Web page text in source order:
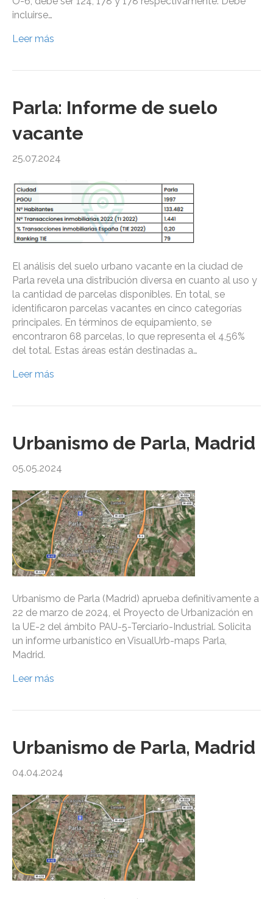
incluirse…
Leer más
Parla: Informe de suelo
vacante
25.07.2024
El análisis del suelo urbano vacante en la ciudad de
Parla revela una distribución diversa en cuanto al uso y
la cantidad de parcelas disponibles. En total, se
identificaron parcelas vacantes en cinco categorías
principales. En términos de equipamiento, se
encontraron 68 parcelas, lo que representa el 4,56%
del total. Estas áreas están destinadas a…
Leer más
Urbanismo de Parla, Madrid
05.05.2024
Urbanismo de Parla (Madrid) aprueba definitivamente a
22 de marzo de 2024, el Proyecto de Urbanización en
la UE-2 del ámbito PAU-5-Terciario-Industrial. Solicita
un informe urbanístico en VisualUrb-maps Parla,
Madrid.
Leer más
Urbanismo de Parla, Madrid
04.04.2024